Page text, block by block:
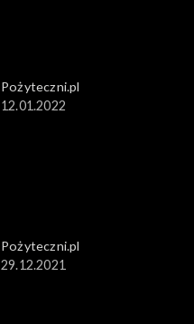
Pożyteczni.pl
12.01.2022
Pożyteczni.pl
29.12.2021